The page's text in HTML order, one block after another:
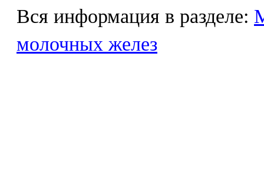
Вся информация в разделе:
молочных желез